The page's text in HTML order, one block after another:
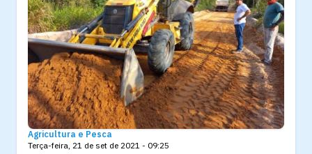
Agricultura e Pesca
Terça-feira, 21 de set de 2021 - 09:25